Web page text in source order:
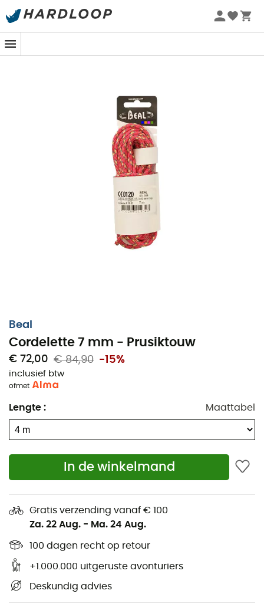
Zomeraanbiedingen 🔥 -5% EXTRA vanaf 2 producten* met
Beal
Cordelette 7 mm - Prusiktouw
€ 72,00 € 84,90 -15%
inclusief btw
ofmet
Lengte : Maattabel
In de winkelmand
Gratis verzending vanaf € 100
Za. 22 Aug. - Ma. 24 Aug.
100 dagen recht op retour
+1.000.000 uitgeruste avonturiers
Deskundig advies